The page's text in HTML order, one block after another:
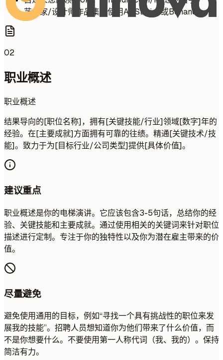
艺术家/设计师作品集请使用ArtStation或Behance
02
职业概述
职业概述
结果导向的[职位名称]，拥有[关键技能/行业]领域[数字]年的
经验。在[主要成就]方面拥有可靠的往绩。精通[关键技术/技
能]。致力于为[目标行业/公司类型]提供[具体价值]。
建议重点
职业概述是你的电梯演讲。它应该包含3-5句话，总结你的经
验、关键技能和主要成就。通过使用相关的关键词来针对职位
描述进行定制。专注于你的独特性以及你为潜在雇主带来的价
值。
尽量避免
避免使用通用的目标，例如“寻找一个具有挑战性的职位来发
展我的技能”。招聘人员想知道你为他们带来了什么价值，而
不是你想要什么。不要使用第一人称代词（我、我的）。保持
简洁有力。